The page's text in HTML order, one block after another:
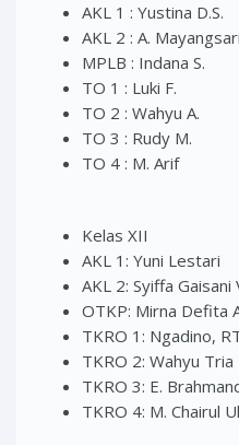
AKL 1 : Yustina D.S.
AKL 2 : A. Mayangsari
MPLB : Indana S.
TO 1 : Luki F.
TO 2 : Wahyu A.
TO 3 : Rudy M.
TO 4 : M. Arif
Kelas XII
AKL 1: Yuni Lestari
AKL 2: Syiffa Gaisani
OTKP: Mirna Defita
TKRO 1: Ngadino,
TKRO 2: Wahyu Tria
TKRO 3: E.
TKRO 4: M. Chairul